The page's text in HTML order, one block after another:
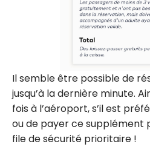
Il semble être possible de
jusqu’à la dernière minute.
fois à l’aéroport, s’il est
ou de payer ce supplément
file de sécurité prioritaire !